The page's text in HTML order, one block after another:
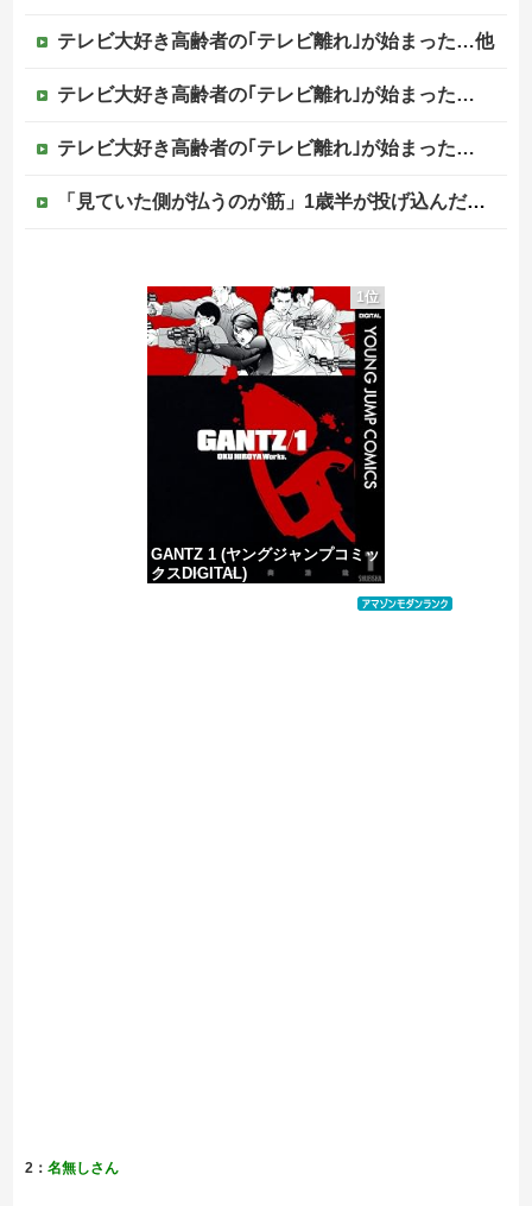
テレビ大好き高齢者の｢テレビ離れ｣が始まった…他
テレビ大好き高齢者の｢テレビ離れ｣が始まった…
テレビ大好き高齢者の｢テレビ離れ｣が始まった…
「見ていた側が払うのが筋」1歳半が投げ込んだ12万円のスマホ、半額提示した母親は冷たい？
【悲報】熊本市、ガチでやらかしてしまう・・・・
ジャンポケ斎藤と代理人のやりとり、「地獄すぎて完全にコントになってる……」と衝撃を受ける人が続出中
【ヤバい】100件以上の窃盗をしたトルコ国籍の男3人を逮捕 #移民 #外国人
1位
GANTZ 1 (ヤングジャンプコミッ
クスDIGITAL)
価格：¥100
2：名無しさん